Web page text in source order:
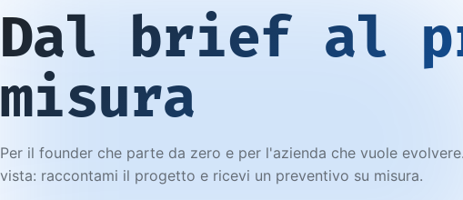
Percorsi carriera
Hub dei percorsi
Articoli
Career matrix 4
Dal brief al
misura
Per il founder che parte da zero e per l'azienda che vuole
vista: raccontami il progetto e ricevi un preventivo su misura.